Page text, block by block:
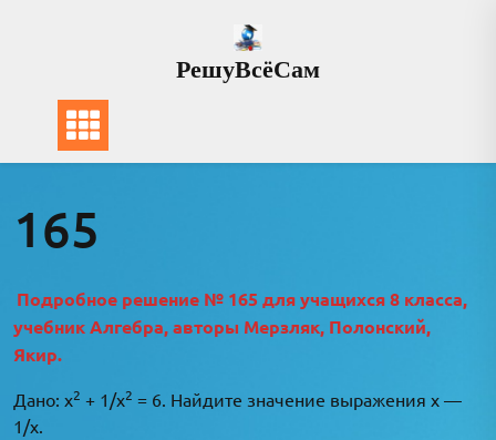
РешуВсёСам
165
Подробное решение № 165 для учащихся 8 класса,
учебник Алгебра, авторы Мерзляк, Полонский,
Якир.
Дано: х2 + 1/x2 = 6. Найдите значение выражения x —
1/x.